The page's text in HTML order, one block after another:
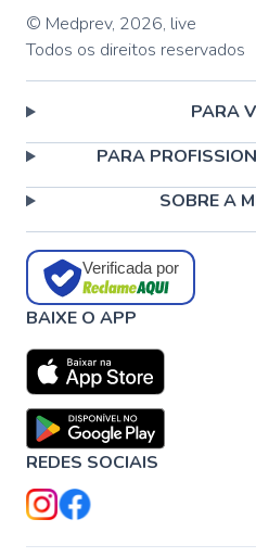
© Medprev, 2026, live
Todos os direitos reservados
PARA
PARA
SOBRE A
Verificada por
BAIXE O APP
REDES SOCIAIS